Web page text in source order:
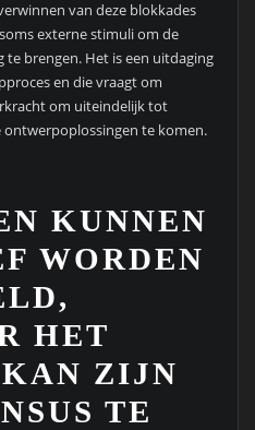
van deze blokkades
externe stimuli om de
te brengen. Het is een uitdaging
en die vraagt om
om uiteindelijk tot
te komen.
KUNNEN
WORDEN
HET
ZIJN
TE